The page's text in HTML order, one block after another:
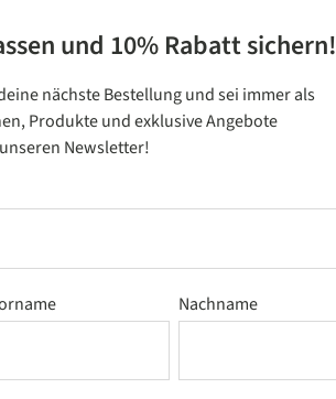
und 10% Rabatt sichern!
nächste Bestellung und sei immer als
Produkte und exklusive Angebote
Newsletter!
Nachname